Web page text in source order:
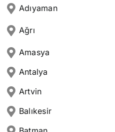
Adıyaman
Ağrı
Amasya
Antalya
Artvin
Balıkesir